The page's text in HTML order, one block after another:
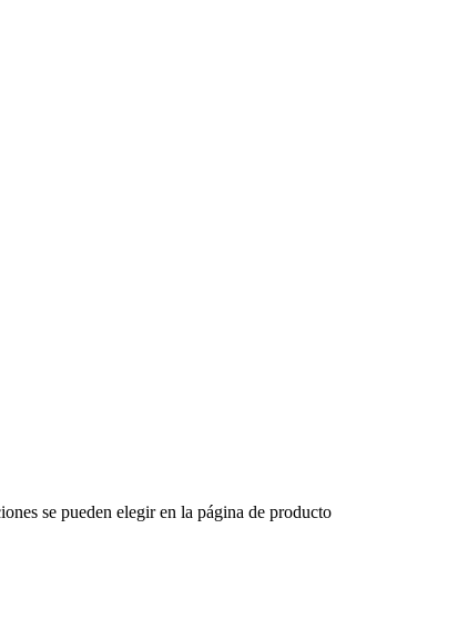
se pueden elegir en la página de producto